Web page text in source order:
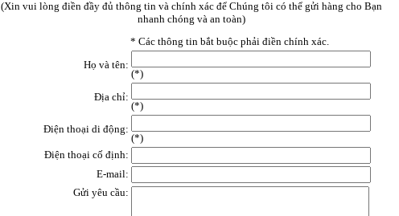
(Xin vui lòng điền đầy đủ thông tin và chính xác để Chúng tôi có thể gửi hàng cho Bạn
nhanh chóng và an toàn)
* Các thông tin bắt buộc phải điền chính xác.
Họ và tên:
(*)
Địa chỉ:
(*)
Điện thoại di động:
(*)
Điện thoại cố định:
E-mail:
Gửi yêu cầu: